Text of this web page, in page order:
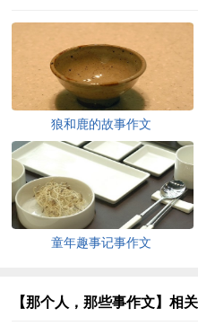
狼和鹿的故事作文
童年趣事记事作文
【那个人，那些事作文】相